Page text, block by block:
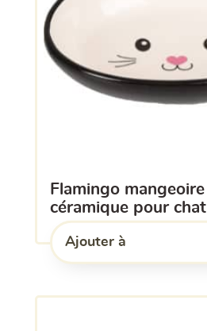
flamingo mangeoire isa en
céramique pour chat
Ajouter à
l'une de mes listes.